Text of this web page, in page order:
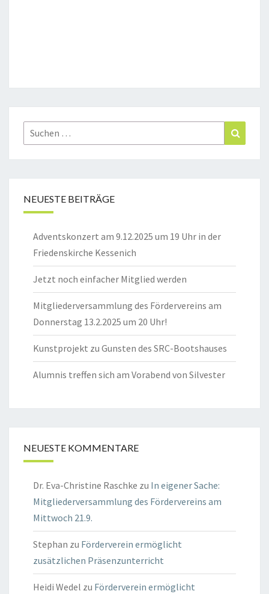
Suchen
nach:
NEUESTE BEITRÄGE
Adventskonzert am 9.12.2025 um 19 Uhr in der
Friedenskirche Kessenich
Jetzt noch einfacher Mitglied werden
Mitgliederversammlung des Fördervereins am
Donnerstag 13.2.2025 um 20 Uhr!
Kunstprojekt zu Gunsten des SRC-Bootshauses
Alumnis treffen sich am Vorabend von Silvester
NEUESTE KOMMENTARE
Dr. Eva-Christine Raschke zu In eigener Sache:
Mitgliederversammlung des Fördervereins am
Mittwoch 21.9.
Stephan zu Förderverein ermöglicht
zusätzlichen Präsenzunterricht
Heidi Wedel zu Förderverein ermöglicht